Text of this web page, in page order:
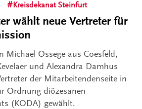
Kreisdekanat Steinfurt
wählt neue Vertreter für
Michael Ossege aus Coesfeld,
und Alexandra Damhus
der Mitarbeitendenseite in
Ordnung diözesanen
(KODA) gewählt.